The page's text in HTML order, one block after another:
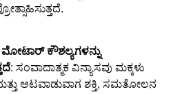
ಕೌಶಲ್ಯಗಳನ್ನು
: ಸಂವಾದಾತ್ಮಕ ವಿನ್ಯಾಸವು ಮಕ್ಕಳು
ಆಟವಾಡುವಾಗ ಶಕ್ತಿ, ಸಮತೋಲನ